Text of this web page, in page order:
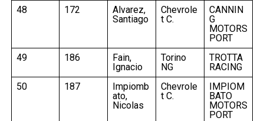
48 172
Alvarez,
Santiago
Chevrole
t C.
CANNIN
G
MOTORS
PORT
49
186
Fain,
Ignacio
Torino
NG
TROTTA
RACING
50
187
Impiomb
ato,
Nicolas
Chevrole
t C.
IMPIOM
BATO
MOTORS
PORT